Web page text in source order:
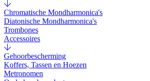
Chromatische Mondharmonica's
Diatonische Mondharmonica's
Trombones
Accessoires
Gehoorbescherming
Koffers, Tassen en Hoezen
Metronomen